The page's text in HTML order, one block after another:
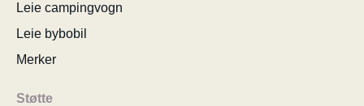
Leie campingvogn
Leie bybobil
Merker
Støtte